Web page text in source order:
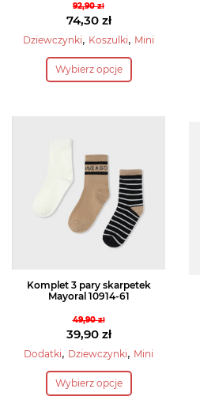
92,90zł
Pierwotna
cena
wynosiła:
92,90 zł.
74,30 zł
Aktualna
cena
wynosi:
Dziewczynki, Koszulki, Mini
Wybierz opcje
Ten
produkt
Opcje
można
wybrać
na
stronie
Komplet 3 pary skarpetek
Mayoral 10914-61
49,90zł
Pierwotna
cena
wynosiła:
49,90 zł.
39,90 zł
Aktualna
cena
wynosi:
Dodatki, Dziewczynki, Mini
Wybierz opcje
Ten
produkt